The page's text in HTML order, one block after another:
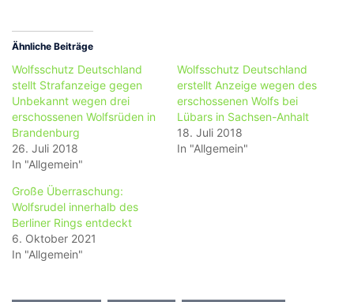
Ähnliche Beiträge
Wolfsschutz Deutschland
stellt Strafanzeige gegen
Unbekannt wegen drei
erschossenen Wolfsrüden in
Brandenburg
26. Juli 2018
In "Allgemein"
Wolfsschutz Deutschland
erstellt Anzeige wegen des
erschossenen Wolfs bei
Lübars in Sachsen-Anhalt
18. Juli 2018
In "Allgemein"
Große Überraschung:
Wolfsrudel innerhalb des
Berliner Rings entdeckt
6. Oktober 2021
In "Allgemein"